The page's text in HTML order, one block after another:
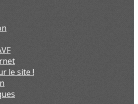
le site !